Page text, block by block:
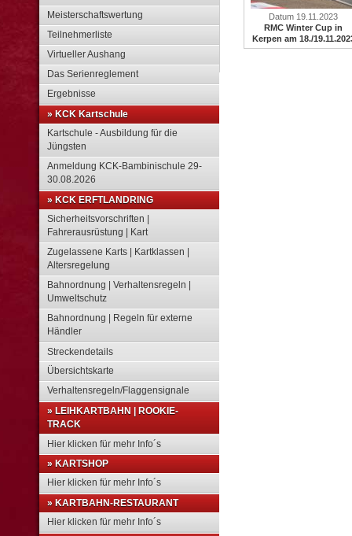
Meisterschaftswertung
Teilnehmerliste
Virtueller Aushang
Das Serienreglement
Ergebnisse
» KCK Kartschule
Kartschule - Ausbildung für die
Jüngsten
Anmeldung KCK-Bambinischule 29-
30.08.2026
» KCK ERFTLANDRING
Sicherheitsvorschriften |
Fahrerausrüstung | Kart
Zugelassene Karts | Kartklassen |
Altersregelung
Bahnordnung | Verhaltensregeln |
Umweltschutz
Bahnordnung | Regeln für externe
Händler
Streckendetails
Übersichtskarte
Verhaltensregeln/Flaggensignale
» LEIHKARTBAHN | ROOKIE-
TRACK
Hier klicken für mehr Info´s
» KARTSHOP
Hier klicken für mehr Info´s
» KARTBAHN-RESTAURANT
Hier klicken für mehr Info´s
Datum 19.11.2023
RMC Winter Cup in
Kerpen am 18./